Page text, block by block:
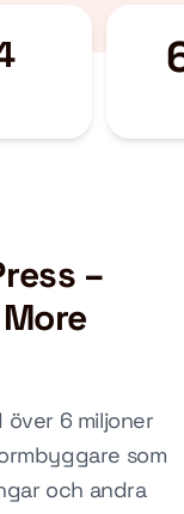
–
över 6 miljoner
som
och andra